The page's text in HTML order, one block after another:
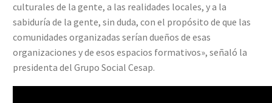
culturales de la gente, a las realidades locales, y a la
sabiduría de la gente, sin duda, con el propósito de que las
comunidades organizadas serían dueños de esas
organizaciones y de esos espacios formativos», señaló la
presidenta del Grupo Social Cesap.